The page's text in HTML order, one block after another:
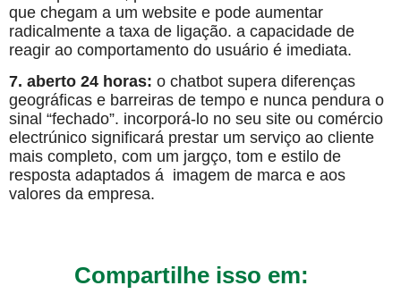
que chegam a um website e pode aumentar
radicalmente a taxa de ligação. a capacidade de
reagir ao comportamento do usuário é imediata.
7. aberto 24 horas: o chatbot supera diferenças
geográficas e barreiras de tempo e nunca pendura o
sinal “fechado”. incorporá-lo no seu site ou comércio
electrúnico significará prestar um serviço ao cliente
mais completo, com um jargço, tom e estilo de
resposta adaptados á imagem de marca e aos
valores da empresa.
Compartilhe isso em: